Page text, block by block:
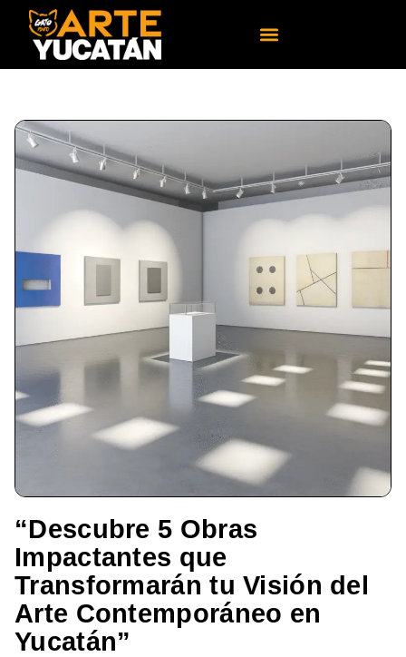
“Descubre 5 Obras
Impactantes que
Transformarán tu Visión del
Arte Contemporáneo en
Yucatán”